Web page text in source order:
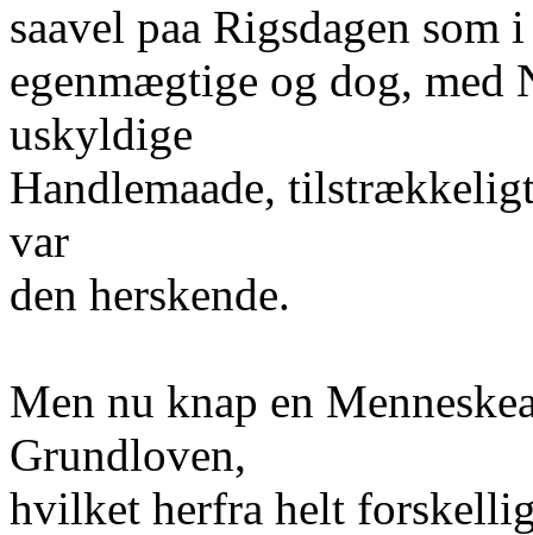
saavel paa Rigsdagen som
egenmægtige og dog, med
uskyldige
Handlemaade,
var
den herskende.
Men nu knap en
Grundloven,
hvilket herfra helt